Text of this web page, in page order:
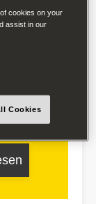
kann
cookies on your
assist in our
Cookies